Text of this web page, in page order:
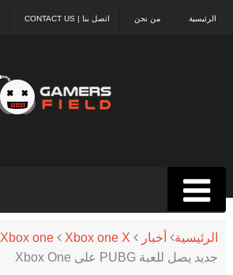
اتصل بنا | CONTACT US من نحن الرئيسية
الرئيسية أخبار Xbox one Xbox one X
جديد يصل للعبة PUBG على Xbox One